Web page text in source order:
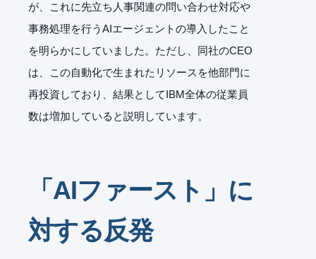
が、これに先立ち人事関連の問い合わせ対応や
事務処理を行うAIエージェントの導入したこと
を明らかにしていました。ただし、同社のCEO
は、この自動化で生まれたリソースを他部門に
再投資しており、結果としてIBM全体の従業員
数は増加していると説明しています。
「AIファースト」に
対する反発